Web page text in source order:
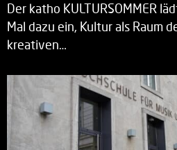
Der katho KULTURSOMMER
Mal dazu ein, Kultur als Raum
kreativen…